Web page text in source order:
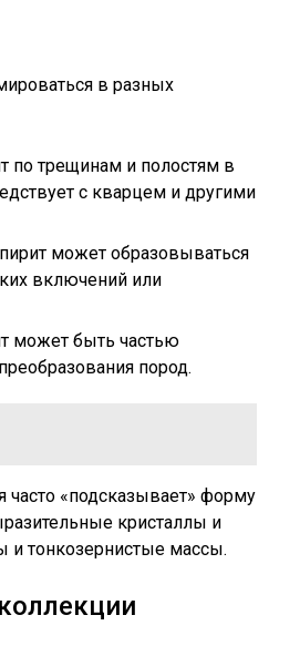
в разных
по трещинам и полостям в
с кварцем и другими
может образовываться
включений или
может быть частью
пород.
«подсказывает» форму
кристаллы и
и тонкозернистые массы.